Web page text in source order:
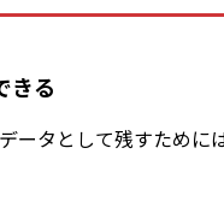
きる
ータとして残すために